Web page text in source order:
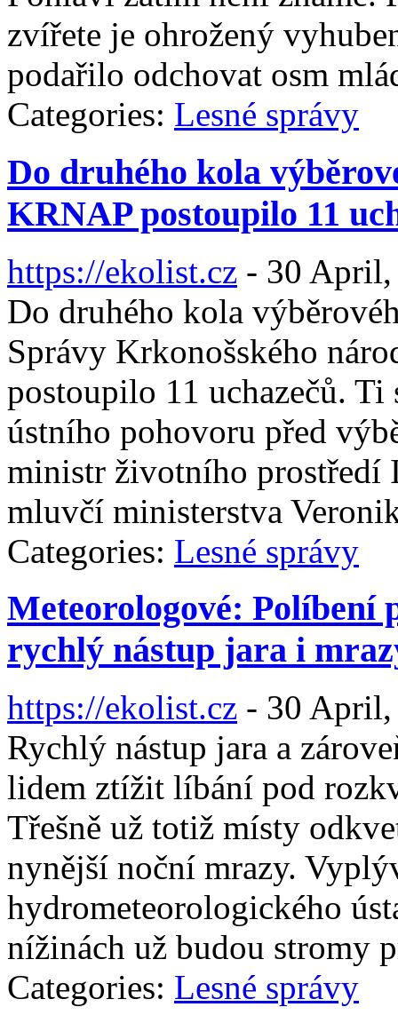
zvířete je ohrožený
podařilo odchovat osm
Categories: Lesné správy
Do druhého kola
KRNAP postoupilo 11
https://ekolist.cz - 30 April,
Do druhého kola
Správy Krkonošského
postoupilo 11 uchazečů. Ti
ústního pohovoru před
ministr životního prostředí
mluvčí ministerstva
Categories: Lesné správy
Meteorologové: Políbení
rychlý nástup jara i
https://ekolist.cz - 30 April,
Rychlý nástup jara a
lidem ztížit líbání pod
Třešně už totiž místy
nynější noční mrazy.
hydrometeorologického
nížinách už budou stromy
Categories: Lesné správy